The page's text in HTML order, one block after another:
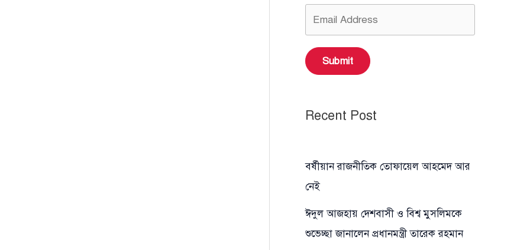
Submit
Recent Post
বর্ষীয়ান রাজনীতিক তোফায়েল আহমেদ আর
নেই
ঈদুল আজহায় দেশবাসী ও বিশ্ব মুসলিমকে
শুভেচ্ছা জানালেন প্রধানমন্ত্রী তারেক রহমান